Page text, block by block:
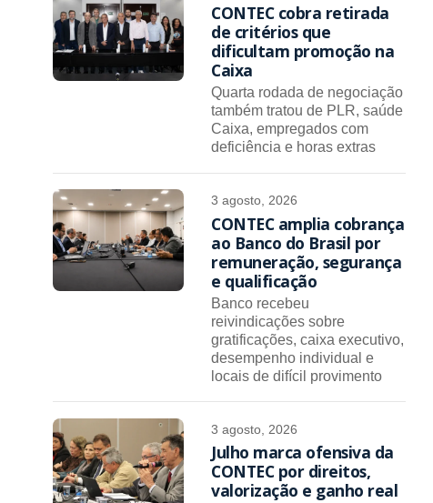
CONTEC cobra retirada
de critérios que
dificultam promoção na
Caixa
Quarta rodada de negociação
também tratou de PLR, saúde
Caixa, empregados com
deficiência e horas extras
3 agosto, 2026
CONTEC amplia cobrança
ao Banco do Brasil por
remuneração, segurança
e qualificação
Banco recebeu
reivindicações sobre
gratificações, caixa executivo,
desempenho individual e
locais de difícil provimento
3 agosto, 2026
Julho marca ofensiva da
CONTEC por direitos,
valorização e ganho real